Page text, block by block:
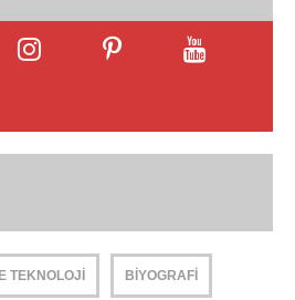
TEKNOLOJI BIYOGRAFI